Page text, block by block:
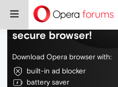
Do more on the web,
secure browser!
Download Opera browser with:
built-in ad blocker
battery saver